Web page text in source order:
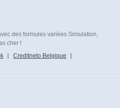
des formules variées.Simulation,
cher !
Creditneto Belgique